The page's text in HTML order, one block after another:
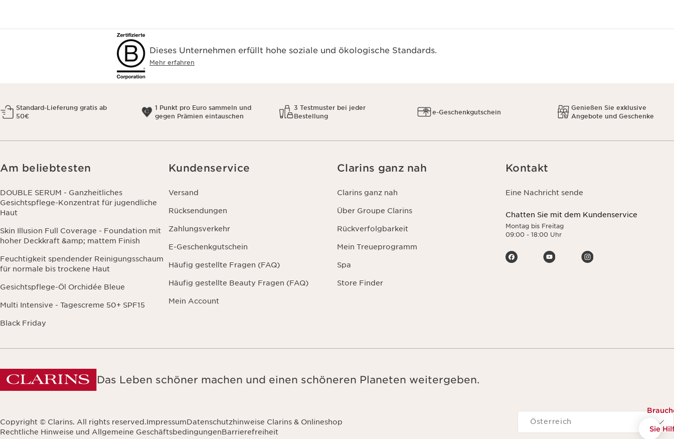
Sie
Dieses Unternehmen erfüllt hohe soziale und ökologische Standards.
Mehr erfahren
Standard-Lieferung gratis ab
50€
1 Punkt pro Euro sammeln und
gegen Prämien eintauschen
3 Testmuster bei jeder
Bestellung
e-Geschenkgutschein
Genießen Sie exklusive
Angebote und Geschenke
Am beliebtesten
DOUBLE SERUM - Ganzheitliches
Gesichtspflege-Konzentrat für jugendliche
Haut
Skin Illusion Full Coverage - Foundation mit
hoher Deckkraft &amp; mattem Finish
Feuchtigkeit spendender Reinigungsschaum
für normale bis trockene Haut
Gesichtspflege-Öl Orchidée Bleue
Multi Intensive - Tagescreme 50+ SPF15
Black Friday
Kundenservice
Versand
Rücksendungen
Zahlungsverkehr
E-Geschenkgutschein
Häufig gestellte Fragen (FAQ)
Häufig gestellte Beauty Fragen (FAQ)
Mein Account
Clarins ganz nah
Clarins ganz nah
Über Groupe Clarins
Rückverfolgbarkeit
Mein Treueprogramm
Spa
Store Finder
Kontakt
Eine Nachricht sende
Chatten Sie mit dem Kundenservice
Montag bis Freitag
09:00 - 18:00 Uhr
Das Leben schöner machen und einen schöneren Planeten weitergeben.
Copyright © Clarins. All rights reserved.ImpressumDatenschutzhinweise Clarins & Onlineshop
Rechtliche Hinweise und Allgemeine GeschäftsbedingungenBarrierefreiheit
Navigieren zu
Österreich